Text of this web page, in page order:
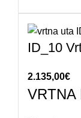
ID_10
2.135,00€
VRTNA